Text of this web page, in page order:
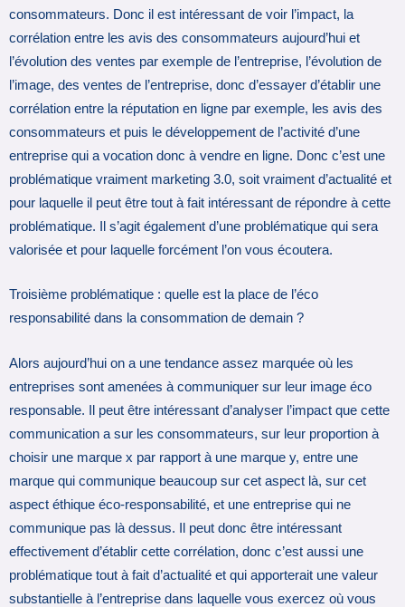
consommateurs. Donc il est intéressant de voir l’impact, la
corrélation entre les avis des consommateurs aujourd’hui et
l’évolution des ventes par exemple de l’entreprise, l’évolution de
l’image, des ventes de l’entreprise, donc d’essayer d’établir une
corrélation entre la réputation en ligne par exemple, les avis des
consommateurs et puis le développement de l’activité d’une
entreprise qui a vocation donc à vendre en ligne. Donc c’est une
problématique vraiment marketing 3.0, soit vraiment d’actualité et
pour laquelle il peut être tout à fait intéressant de répondre à cette
problématique. Il s’agit également d’une problématique qui sera
valorisée et pour laquelle forcément l’on vous écoutera.
Troisième problématique : quelle est la place de l’éco
responsabilité dans la consommation de demain ?
Alors aujourd’hui on a une tendance assez marquée où les
entreprises sont amenées à communiquer sur leur image éco
responsable. Il peut être intéressant d’analyser l’impact que cette
communication a sur les consommateurs, sur leur proportion à
choisir une marque x par rapport à une marque y, entre une
marque qui communique beaucoup sur cet aspect là, sur cet
aspect éthique éco-responsabilité, et une entreprise qui ne
communique pas là dessus. Il peut donc être intéressant
effectivement d’établir cette corrélation, donc c’est aussi une
problématique tout à fait d’actualité et qui apporterait une valeur
substantielle à l’entreprise dans laquelle vous exercez où vous